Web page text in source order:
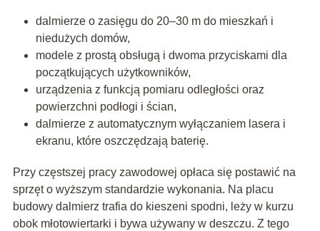
dalmierze o zasięgu do 20–30 m do mieszkań i
niedużych domów,
modele z prostą obsługą i dwoma przyciskami dla
początkujących użytkowników,
urządzenia z funkcją pomiaru odległości oraz
powierzchni podłogi i ścian,
dalmierze z automatycznym wyłączaniem lasera i
ekranu, które oszczędzają baterię.
Przy częstszej pracy zawodowej opłaca się postawić na
sprzęt o wyższym standardzie wykonania. Na placu
budowy dalmierz trafia do kieszeni spodni, leży w kurzu
obok młotowiertarki i bywa używany w deszczu. Z tego